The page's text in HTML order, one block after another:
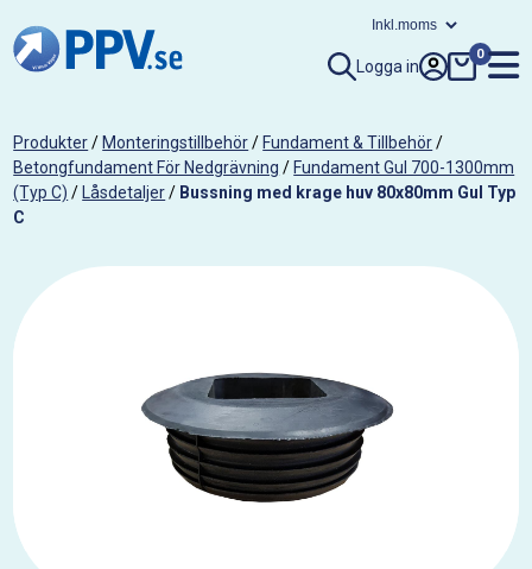
Logga in
0
Produkter/ Monteringstillbehör/ Fundament & Tillbehör/
Betongfundament För Nedgrävning / Fundament Gul 700-1300mm
(Typ C) / Låsdetaljer/ Bussning med krage huv 80x80mm Gul Typ
C